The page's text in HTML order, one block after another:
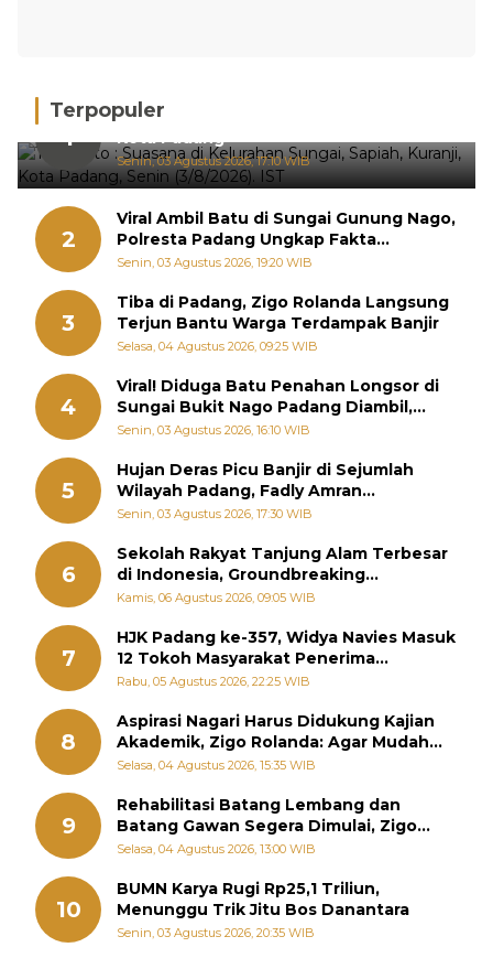
Terpopuler
1
Hujan Deras, 15 Titik Banjir Terdeteksi di
Kota Padang
Senin, 03 Agustus 2026, 17:10 WIB
2
Viral Ambil Batu di Sungai Gunung Nago,
Polresta Padang Ungkap Fakta
Sebenarnya
Senin, 03 Agustus 2026, 19:20 WIB
3
Tiba di Padang, Zigo Rolanda Langsung
Terjun Bantu Warga Terdampak Banjir
Selasa, 04 Agustus 2026, 09:25 WIB
4
Viral! Diduga Batu Penahan Longsor di
Sungai Bukit Nago Padang Diambil,
Warga Khawatir Bencana Terulang
Senin, 03 Agustus 2026, 16:10 WIB
5
Hujan Deras Picu Banjir di Sejumlah
Wilayah Padang, Fadly Amran
Perintahkan OPD Siaga
Senin, 03 Agustus 2026, 17:30 WIB
6
Sekolah Rakyat Tanjung Alam Terbesar
di Indonesia, Groundbreaking
September
Kamis, 06 Agustus 2026, 09:05 WIB
7
HJK Padang ke-357, Widya Navies Masuk
12 Tokoh Masyarakat Penerima
Penghargaan Pemko Padang
Rabu, 05 Agustus 2026, 22:25 WIB
8
Aspirasi Nagari Harus Didukung Kajian
Akademik, Zigo Rolanda: Agar Mudah
Diperjuangkan di Kementerian
Selasa, 04 Agustus 2026, 15:35 WIB
9
Rehabilitasi Batang Lembang dan
Batang Gawan Segera Dimulai, Zigo
Rolanda Pastikan Proyek Berjalan
Selasa, 04 Agustus 2026, 13:00 WIB
10
BUMN Karya Rugi Rp25,1 Triliun,
Menunggu Trik Jitu Bos Danantara
Senin, 03 Agustus 2026, 20:35 WIB